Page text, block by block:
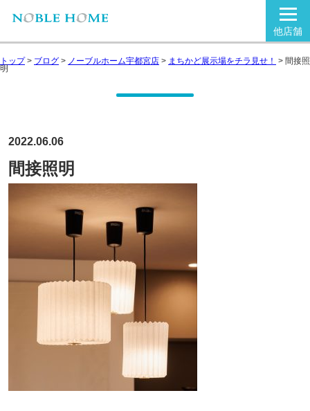
他店舗
トップ> ブログ > ノーブルホーム宇都宮店 > まちかど展示場をチラ見せ！ > 間接照
明
2022.06.06
間接照明